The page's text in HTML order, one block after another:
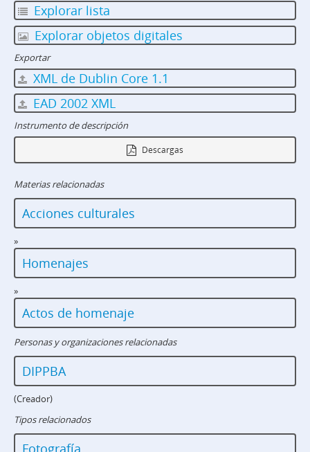
Explorar lista
Explorar objetos digitales
Exportar
XML de Dublin Core 1.1
EAD 2002 XML
Instrumento de descripción
Descargas
Materias relacionadas
Acciones culturales
»
Homenajes
»
Actos de homenaje
Personas y organizaciones relacionadas
DIPPBA
(Creador)
Tipos relacionados
Fotografía